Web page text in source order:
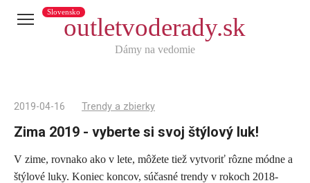
outletvoderady.sk
Slovensko
Dámy na vedomie
2019-04-16 Trendy a zbierky
Zima 2019 - vyberte si svoj štýlový luk!
V zime, rovnako ako v lete, môžete tiež vytvoriť rôzne módne a
štýlové luky. Koniec koncov, súčasné trendy v rokoch 2018-
Telegram